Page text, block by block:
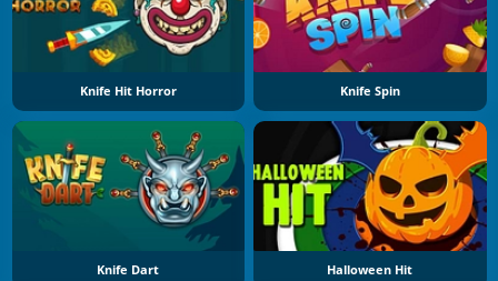
Knife Hit Horror Knife Spin
Knife Dart Halloween Hit